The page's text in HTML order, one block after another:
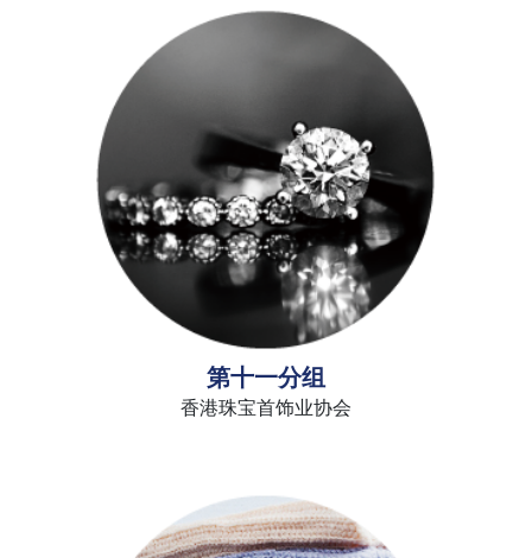
第十一分组
香港珠宝首饰业协会